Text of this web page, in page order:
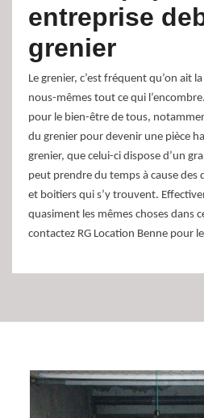
entreprise
grenier
Le grenier, c’est fréquent qu’on ait
nous-mêmes tout ce qui
pour le bien-être de tous,
du grenier pour devenir une pièce
grenier, que celui-ci dispose d’un
peut prendre du temps à cause
et boitiers qui s’y trouvent.
quasiment les mêmes choses dans
contactez RG Location Benne pour